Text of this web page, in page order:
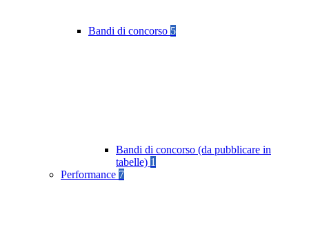
Bandi di concorso 5
Bandi di concorso (da pubblicare in
tabelle) 1
Performance 7